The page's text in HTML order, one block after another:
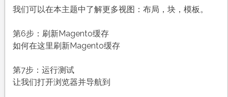
我们可以在本主题中了解更多视图：布局，块，模板。
第6步：刷新Magento缓存
如何在这里刷新Magento缓存
第7步：运行测试
让我们打开浏览器并导航到